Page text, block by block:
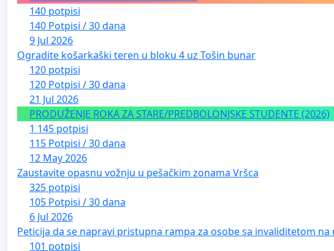
140 potpisi
140 Potpisi / 30 dana
9 Jul 2026
Ogradite košarkaški teren u bloku 4 uz Tošin bunar
120 potpisi
120 Potpisi / 30 dana
21 Jul 2026
PRODUŽENJE ROKA ZA STARE/PREDBOLONJSKE STUDENTE (2026)
1 145 potpisi
115 Potpisi / 30 dana
12 May 2026
Zaustavite opasnu vožnju u pešačkim zonama Vršca
325 potpisi
105 Potpisi / 30 dana
6 Jul 2026
Peticija da se napravi pristupna rampa za osobe sa invaliditetom
101 potpisi